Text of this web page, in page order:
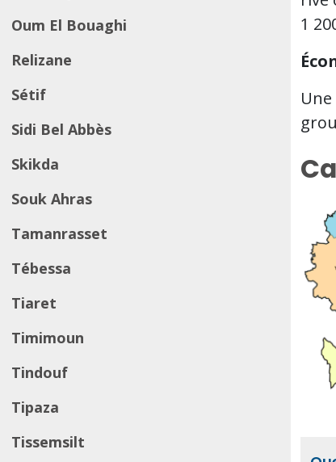
Oum El Bouaghi
Relizane
Sétif
Sidi Bel Abbès
Skikda
Souk Ahras
Tamanrasset
Tébessa
Tiaret
Timimoun
Tindouf
Tipaza
Tissemsilt
1